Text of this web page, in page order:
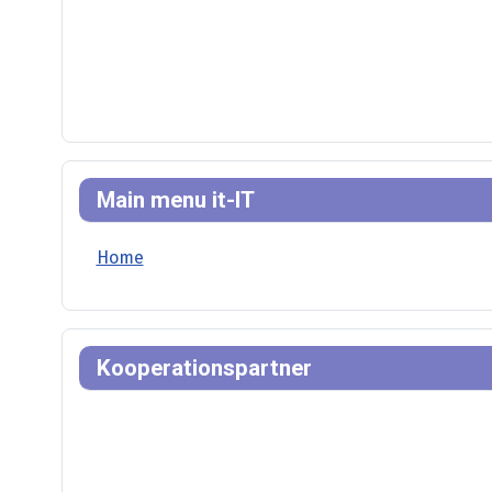
Main menu it-IT
Home
Kooperationspartner